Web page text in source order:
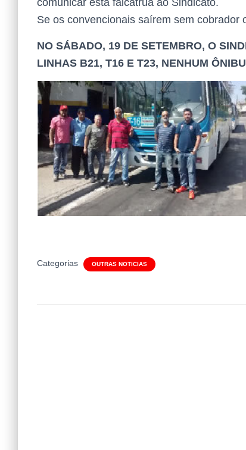
comunicar esta falcatrua ao Sindicato.
Se os convencionais saírem sem cobrador
NO SÁBADO, 19 DE SETEMBRO, O
LINHAS B21, T16 E T23, NENHUM
Categorias OUTRAS NOTICIAS